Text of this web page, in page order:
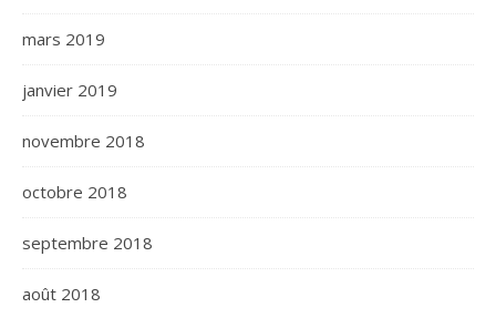
mars 2019
janvier 2019
novembre 2018
octobre 2018
septembre 2018
août 2018